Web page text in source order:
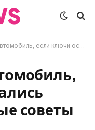
если ключи остались внутри: полезные советы
советы